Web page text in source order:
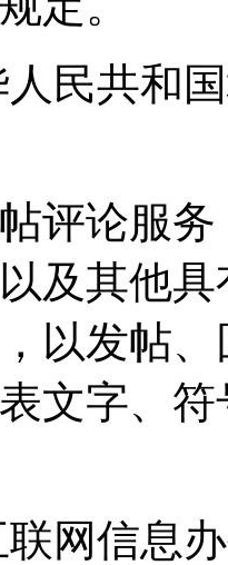
民共和
评论服
及其他
以发帖
文字、
网信息